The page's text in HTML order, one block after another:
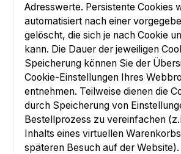
Adresswerte. Persistente Cookies
automatisiert nach einer
gelöscht, die sich je nach Cookie
kann. Die Dauer der jeweiligen
Speicherung können Sie der
Cookie-Einstellungen Ihres
entnehmen. Teilweise dienen die
durch Speicherung von
Bestellprozess zu vereinfachen
Inhalts eines virtuellen
späteren Besuch auf der